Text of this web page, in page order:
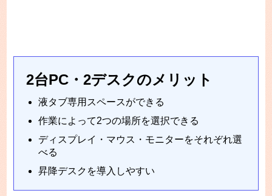
2台PC・2デスクのメリット
液タブ専用スペースができる
作業によって2つの場所を選択できる
ディスプレイ・マウス・モニターをそれぞれ選
べる
昇降デスクを導入しやすい